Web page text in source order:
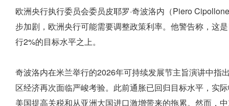
欧洲央行执行委员会委员皮耶罗·奇波洛内（Piero
步加剧，欧洲央行可能需要调整政策利率。他警告称，这
行2%的目标水平之上。
奇波洛内在米兰举行的2026年可持续发展节主旨演讲中指
区经济再次面临严峻考验。此前通胀已回归目标水平，实
美国提高关税和从亚洲大国进口激增带来的拖累。然而，